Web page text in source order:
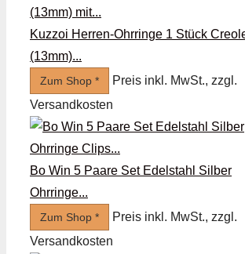
Kuzzoi Herren-Ohrringe 1 Stück
(13mm)...
Zum Shop *
Preis inkl. MwSt., zzgl.
Versandkosten
Bo Win 5 Paare Set Edelstahl Silber
Ohrringe...
Zum Shop *
Preis inkl. MwSt., zzgl.
Versandkosten